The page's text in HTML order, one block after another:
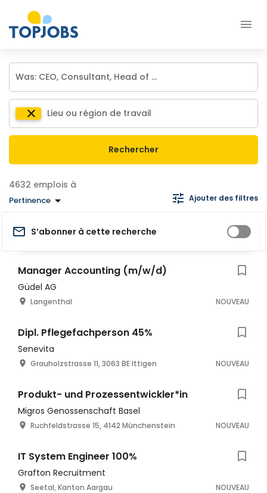
Rechercher
emplois à
Pertinence Ajouter des filtres
S’abonner à cette recherche
Manager Accounting (m/w/d)
Güdel AG
Langenthal NOUVEAU
Dipl. Pflegefachperson 45%
Senevita
Grauholzstrasse 11, 3063 BE Ittigen NOUVEAU
Produkt- und Prozessentwickler*in
Migros Genossenschaft Basel
Ruchfeldstrasse 15, 4142 Münchenstein NOUVEAU
IT System Engineer 100%
Grafton Recruitment
Seetal, Kanton Aargau NOUVEAU